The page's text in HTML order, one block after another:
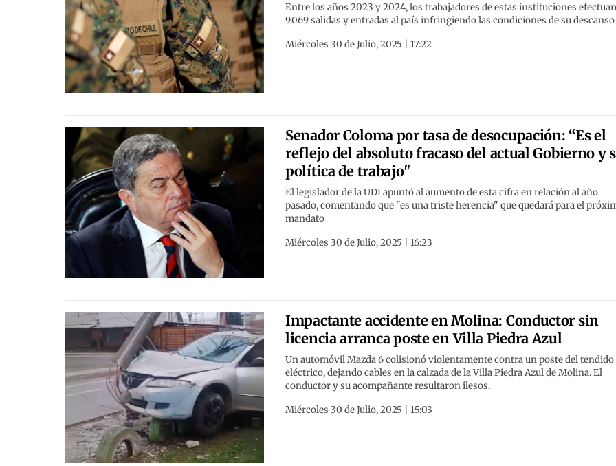
Entre los años 2023 y 2024, los trabajadores de estas instituciones
9.069 salidas y entradas al país infringiendo las condiciones de su descanso
Miércoles 30 de Julio, 2025 | 17:22
Senador Coloma por tasa de desocupación: “Es el
reflejo del absoluto fracaso del actual Gobierno y
política de trabajo"
El legislador de la UDI apuntó al aumento de esta cifra en relación al año
pasado, comentando que "es una triste herencia" que quedará para el
mandato
Miércoles 30 de Julio, 2025 | 16:23
Impactante accidente en Molina: Conductor sin
licencia arranca poste en Villa Piedra Azul
Un automóvil Mazda 6 colisionó violentamente contra un poste del tendido
eléctrico, dejando cables en la calzada de la Villa Piedra Azul de Molina. El
conductor y su acompañante resultaron ilesos.
Miércoles 30 de Julio, 2025 | 15:03